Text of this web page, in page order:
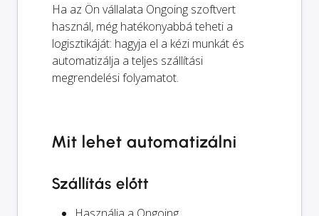
Ha az Ön vállalata Ongoing szoftvert
használ, még hatékonyabbá teheti a
logisztikáját: hagyja el a kézi munkát és
automatizálja a teljes szállítási
megrendelési folyamatot.
Mit lehet automatizálni
Szállítás előtt